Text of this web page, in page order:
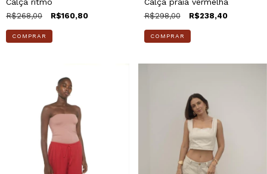
R$268,00 R$160,80
COMPRAR
R$298,00 R$238,40
COMPRAR